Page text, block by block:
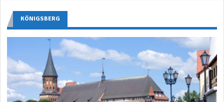
KÖNIGSBERG